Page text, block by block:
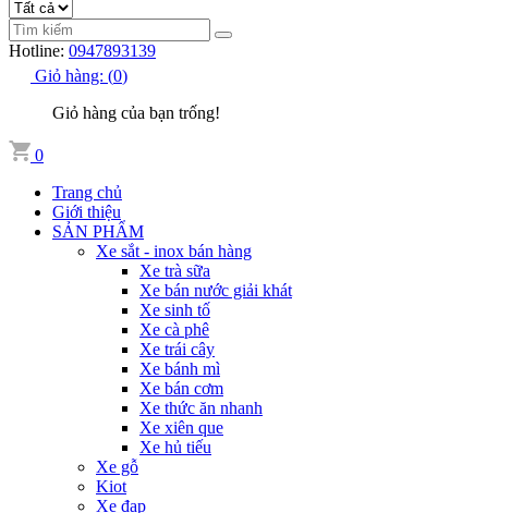
Hotline: 0947893139
Giỏ hàng: (0)
Giỏ hàng của bạn trống!
0
Trang chủ
Giới thiệu
SẢN PHẨM
Xe sắt - inox bán hàng
Xe trà sữa
Xe bán nước giải khát
Xe sinh tố
Xe cà phê
Xe trái cây
Xe bánh mì
Xe bán cơm
Xe thức ăn nhanh
Xe xiên que
Xe hủ tiếu
Xe gỗ
Kiot
Xe đạp